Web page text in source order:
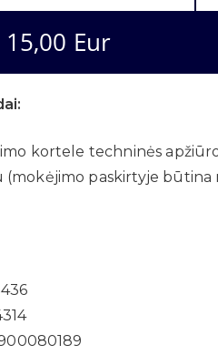
15,00 Eur
kortele techninės
paskirtyje